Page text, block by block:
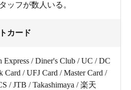
ッフが数人いる。
カード
Express / Diner's Club / UC / DC
/ UFJ Card / Master Card /
/ JTB / Takashimaya / 楽天